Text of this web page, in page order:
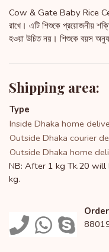
Cow & Gate Baby Rice
রাখে। এটি শিশুকে প্রয়োজনীয়
হওয়া উচিত নয়। শিশুকে বয়স
Shipping area:
Type
Inside Dhaka home
Outside Dhaka courier
Outside Dhaka home
NB: After 1 kg Tk.20
kg.